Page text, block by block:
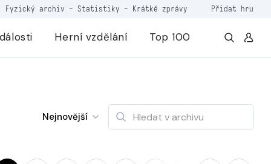
Fyzický archiv - Statistiky - Krátké zprávy Přidat hru
Herní vzdělání Top 100
Nejnovější